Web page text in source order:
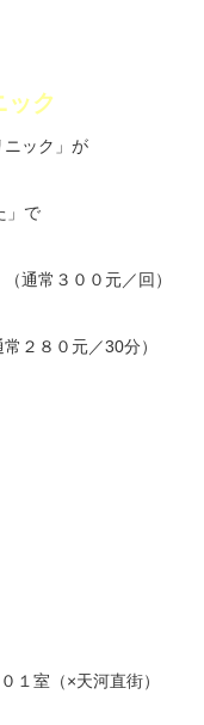
ック
ニック」が
」で
通常３００元／回）
２８０元／30分）
１室（×天河直街）